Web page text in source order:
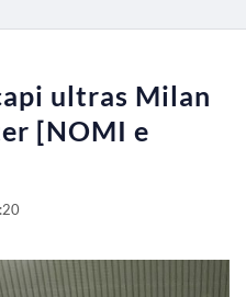
ultras Milan
[NOMI e